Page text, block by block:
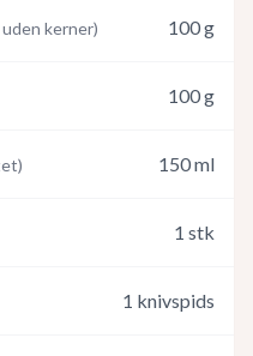
kerner) 100g
100g
) 150ml
1 stk
1 knivspids